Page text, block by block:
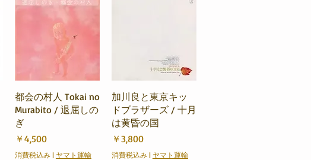
クイックビュー
都会の村人 Tokai no
Murabito / 退屈しの
ぎ
価格
￥4,500
消費税込み| ヤマト運輸
クイックビュー
加川良と東京キッ
ドブラザーズ / 十月
は黄昏の国
価格
￥3,800
消費税込み| ヤマト運輸